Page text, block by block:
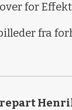
for
fra